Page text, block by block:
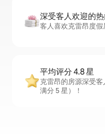
深受客人欢迎的
客人喜欢克雷昂度
平均评分 4.8 星
克雷昂的房源深受
满分 5 星）！